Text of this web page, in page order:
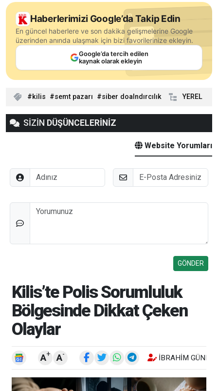
Haberlerimizi Google’da Takip Edin
En güncel haberlere ve son dakika gelişmelerine Google
üzerinden anında ulaşmak için bizi favorilerinize ekleyin.
Google’da tercih edilen
kaynak olarak ekleyin
kilis semt pazarı siber doalndırcılık YEREL
SİZİN DÜŞÜNCELERİNİZ
Website Yorumları
Adınız E-Posta
Düşünceleriniz
Kilis’te Polis Sorumluluk
Bölgesinde Dikkat Çeken
Olaylar
A+ A- İBRAHIM GÜNEŞ